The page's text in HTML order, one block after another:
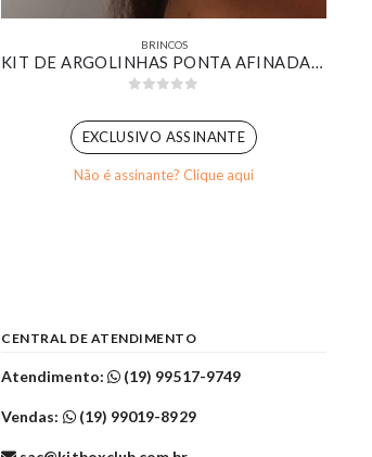
BRINCOS
KIT DE ARGOLINHAS PONTA AFINADA LISAS BANHADA EM OURO 18K
EXCLUSIVO ASSINANTE
Não é assinante? Clique aqui
CENTRAL DE ATENDIMENTO
Atendimento: (19) 99517-9749
Vendas: (19) 99019-8929